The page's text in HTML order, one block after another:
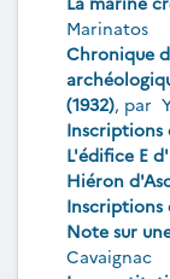
Marinatos
Chronique
(1932), par
Inscriptions
L'édifice E
Hiéron
Inscriptions
Note sur
Cavaignac